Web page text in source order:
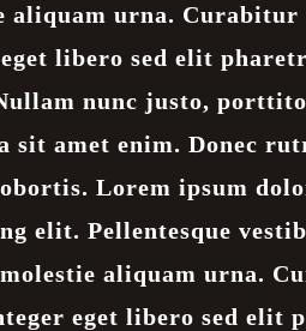
aliquam urna. Curabitur
libero sed elit
nunc justo,
sit amet enim. Donec
Lorem ipsum
elit. Pellentesque
aliquam urna.
eget libero sed elit